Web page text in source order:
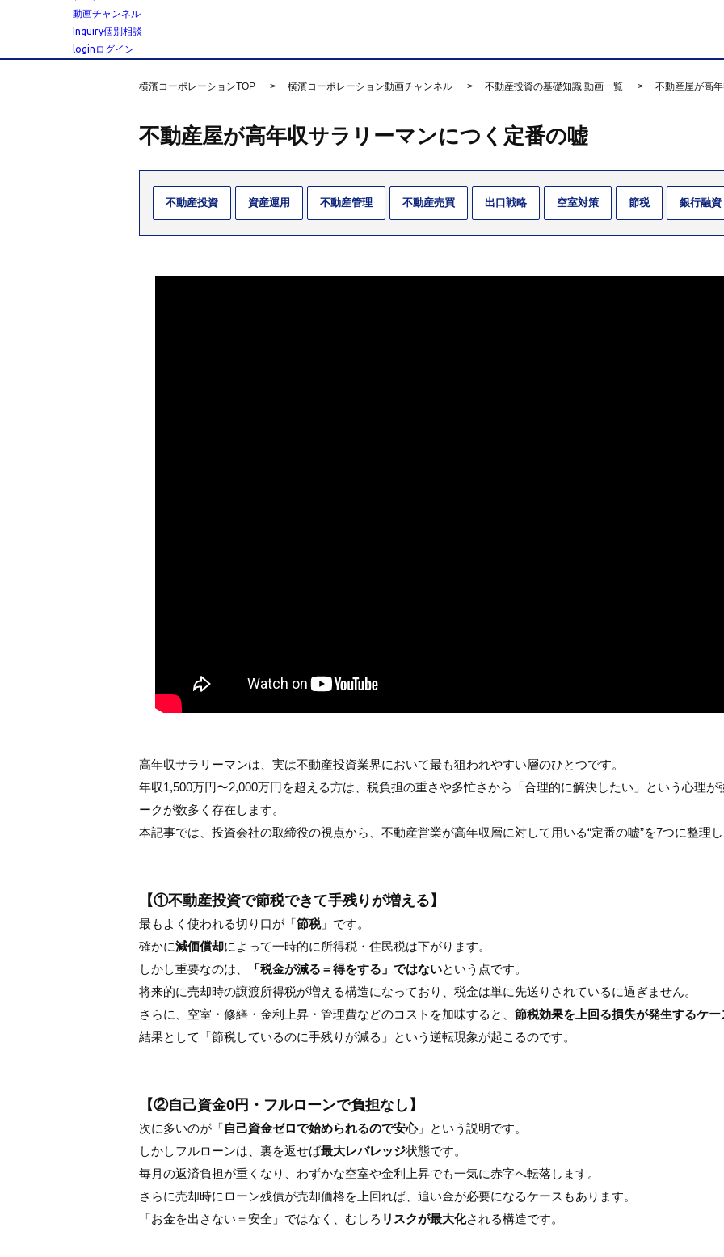
動画チャンネル
Inquiry個別相談
login ログイン
横濱コーポレーションTOP 横濱コーポレーション動画チャンネル 不動産投資の基礎知識 動画一覧 不動産屋が高
不動産屋が高年収サラリーマンにつく定番の嘘
不動産投資 資産運用 不動産管理 不動産売買 出口戦略 空室対策 節税 銀行融資
高年収サラリーマンは、実は不動産投資業界において最も狙われやすい層のひとつです。
年収1,500万円〜2,000万円を超える方は、税負担の重さや多忙さから「合理的に解決したい」という心理
ークが数多く存在します。
本記事では、投資会社の取締役の視点から、不動産営業が高年収層に対して用いる“定番の嘘”を7つに整理
【①不動産投資で節税できて手残りが増える】
最もよく使われる切り口が「節税」です。
確かに減価償却によって一時的に所得税・住民税は下がります。
しかし重要なのは、
「税金が減る＝得をする」ではないという点です。
将来的に売却時の譲渡所得税が増える構造になっており、税金は単に先送りされているに過ぎません。
さらに、空室・修繕・金利上昇・管理費などのコストを加味すると、 節税効果を上回る損失が発生するケー
結果として「節税しているのに手残りが減る」という逆転現象が起こるのです。
【②自己資金0円・フルローンで負担なし】
次に多いのが「自己資金ゼロで始められるので安心」という説明です。
しかしフルローンは、裏を返せば最大レバレッジ状態です。
毎月の返済負担が重くなり、わずかな空室や金利上昇でも一気に赤字へ転落します。
さらに売却時にローン残債が売却価格を上回れば、追い金が必要になるケースもあります。
「お金を出さない＝安全」ではなく、むしろ リスクが最大化される構造です。